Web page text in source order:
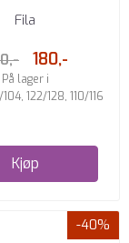
WHITE
Fila
180,-
På lager i
122/128, 110/116
Kjøp
-40%